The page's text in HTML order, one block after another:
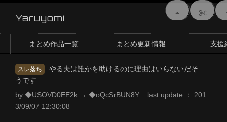
Yaruyomi
まとめ作品一覧 まとめ更新情報 支援
スレ落ち
やる夫は誰かを助けるのに理由はいらないだそ
うです
by ◆USOVD0EE2k → ◆oQcSrBUN8Y last update ： 201
3/09/07 12:30:08